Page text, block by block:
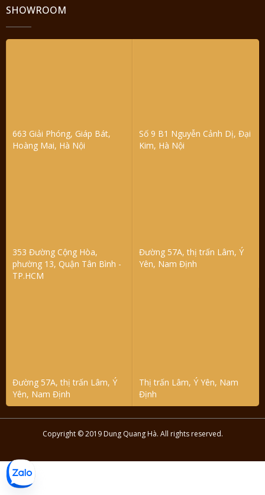
SHOWROOM
663 Giải Phóng, Giáp Bát,
Hoàng Mai, Hà Nội
Số 9 B1 Nguyễn Cảnh Dị, Đại
Kim, Hà Nội
353 Đường Cộng Hòa,
phường 13, Quận Tân Bình -
TP.HCM
Đường 57A, thị trấn Lâm, Ý
Yên, Nam Định
Đường 57A, thị trấn Lâm, Ý
Yên, Nam Định
Thị trấn Lâm, Ý Yên, Nam
Định
Copyright © 2019 Dung Quang Hà. All rights reserved.